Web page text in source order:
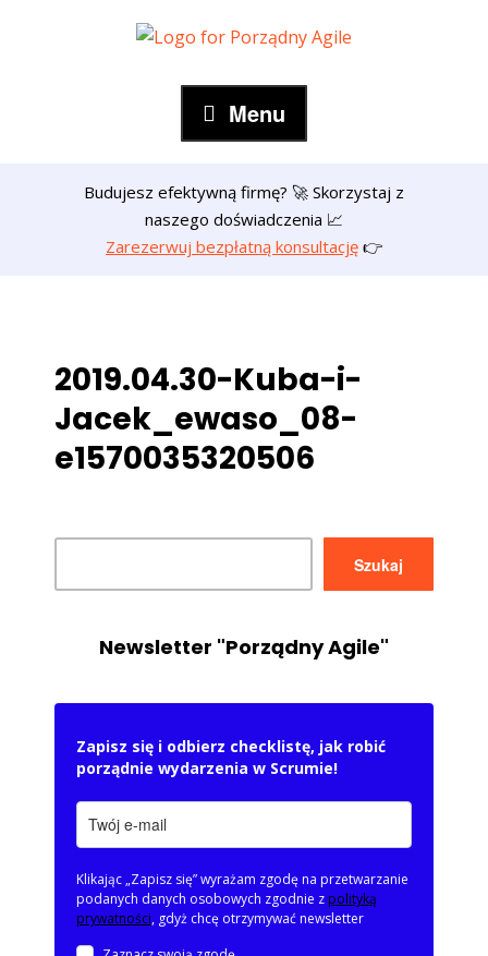
to
Menu
Budujesz efektywną firmę? 🚀 Skorzystaj z
naszego doświadczenia 📈
Zarezerwuj bezpłatną konsultację 👉
2019.04.30-Kuba-i-
Jacek_ewaso_08-
e1570035320506
Szukaj
Newsletter "Porządny Agile"
Zapisz się i odbierz checklistę, jak robić
porządnie wydarzenia w Scrumie!
Klikając „Zapisz się” wyrażam zgodę na przetwarzanie
podanych danych osobowych zgodnie z polityką
prywatności, gdyż chcę otrzymywać newsletter